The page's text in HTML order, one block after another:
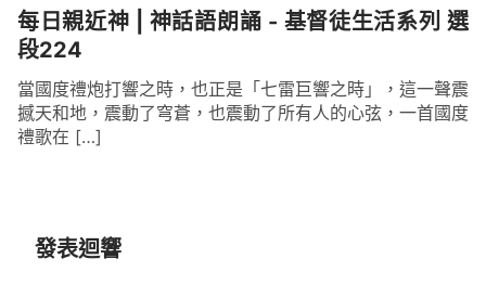
每日親近神 | 神話語朗誦 - 基督徒生活系列 選
段224
當國度禮炮打響之時，也正是「七雷巨響之時」，這一聲震
撼天和地，震動了穹蒼，也震動了所有人的心弦，一首國度
禮歌在 […]
發表迴響